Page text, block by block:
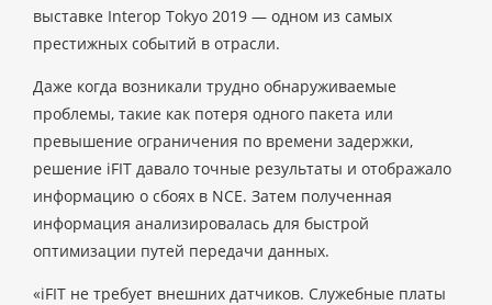
выставке Interop Tokyo 2019 — одном из самых
престижных событий в отрасли.
Даже когда возникали трудно обнаруживаемые
проблемы, такие как потеря одного пакета или
превышение ограничения по времени задержки,
решение iFIT давало точные результаты и отображало
информацию о сбоях в NCE. Затем полученная
информация анализировалась для быстрой
оптимизации путей передачи данных.
«iFIT не требует внешних датчиков. Служебные платы